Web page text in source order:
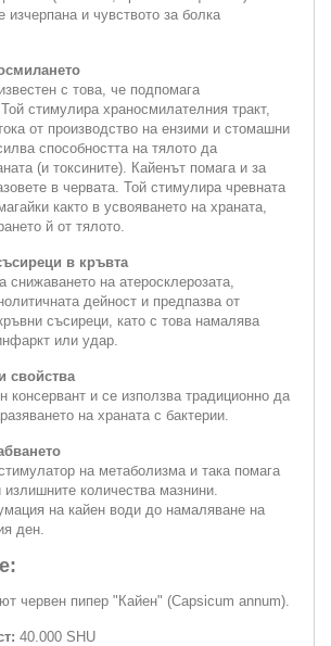
изчерпана и чувството за болка
с това, че подпомага
стимулира храносмилателния тракт,
от производство на ензими и стомашни
способността на тялото да
(и токсините). Кайенът помага и за
в червата. Той стимулира чревната
както в усвояването на храната,
й от тялото.
в кръвта
снижаването на атеросклерозата,
дейност и предпазва от
съсиреци, като с това намалява
или удар.
свойства
консервант и се използва традиционно да
на храната с бактерии.
на метаболизма и така помага
излишните количества мазнини.
на кайен води до намаляване на
ден.
червен пипер "Кайен" (Capsicum annum).
40.000 SHU